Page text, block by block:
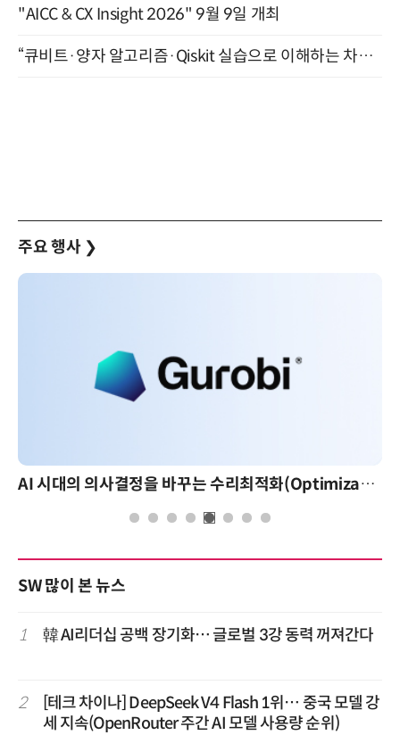
"AICC & CX Insight 2026" 9월 9일 개최
“큐비트·양자 알고리즘·Qiskit 실습으로 이해하는 차세대 컴퓨팅” (8/28)
주요 행사 ❯
AI 시대의 의사결정을 바꾸는 수리최적화(Optimization): 실제 산업 적용 사례와 활용 전략
SW 많이 본 뉴스
1 韓 AI리더십 공백 장기화… 글로벌 3강 동력 꺼져간다
2
[테크 차이나] DeepSeek V4 Flash 1위… 중국 모델 강
세 지속(OpenRouter 주간 AI 모델 사용량 순위)